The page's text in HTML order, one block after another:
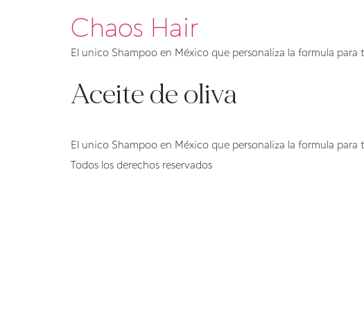
Chaos Hair
El unico Shampoo en México que personaliza la formula para
Aceite de oliva
El unico Shampoo en México que personaliza la formula para
Todos los derechos reservados